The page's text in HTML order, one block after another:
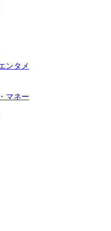
ンタメ
マネー